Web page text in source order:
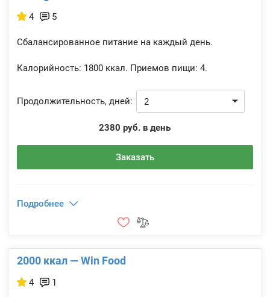
4 5
Сбалансированное питание на каждый день.
Калорийность: 1800 ккал. Приемов пищи: 4.
Продолжительность, дней:
2380 руб. в день
Заказать
Подробнее
2000 ккал — Win Food
4 1